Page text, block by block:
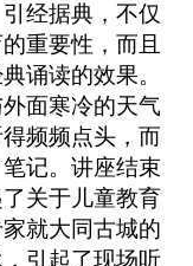
经据典，不仅
重要性，而且
诵读的效果。
面寒冷的天气
频频点头，而
记。讲座结束
关于儿童教育
就大同古城的
引起了现场听